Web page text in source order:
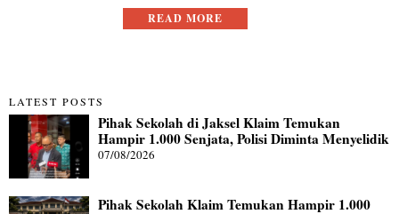
READ MORE
LATEST POSTS
Pihak Sekolah di Jaksel Klaim Temukan
Hampir 1.000 Senjata, Polisi Diminta Menyelidik
07/08/2026
Pihak Sekolah Klaim Temukan Hampir 1.000